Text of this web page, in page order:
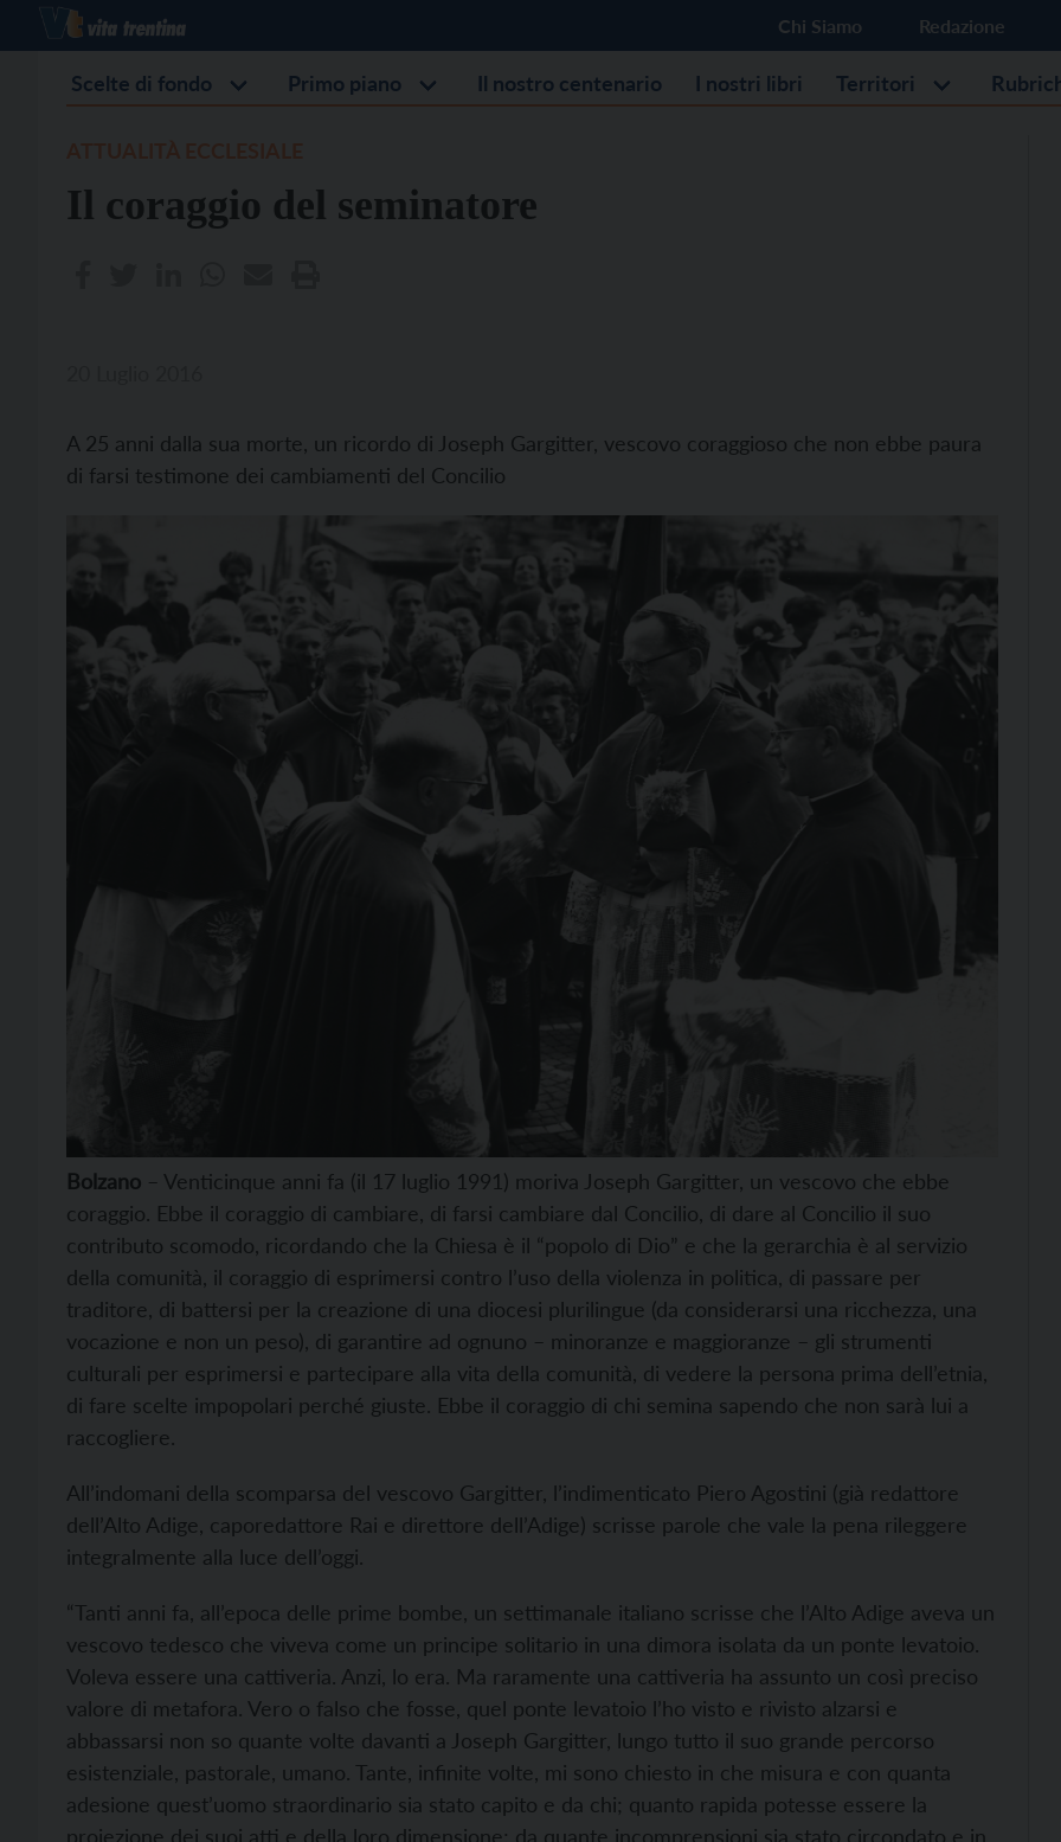
Chi Siamo Redazione
Scelte di fondo Primo piano Il nostro centenario I nostri libri Territori
Il coraggio del seminatore
A 25 anni dalla sua morte, un ricordo di Joseph Gargitter, vescovo coraggioso che non ebbe paura
di farsi testimone dei cambiamenti del Concilio
Bolzano – Venticinque anni fa (il 17 luglio 1991) moriva Joseph Gargitter, un vescovo che ebbe
coraggio. Ebbe il coraggio di cambiare, di farsi cambiare dal Concilio, di dare al Concilio il suo
contributo scomodo, ricordando che la Chiesa è il “popolo di Dio” e che la gerarchia è al servizio
della comunità, il coraggio di esprimersi contro l’uso della violenza in politica, di passare per
traditore, di battersi per la creazione di una diocesi plurilingue (da considerarsi una ricchezza, una
vocazione e non un peso), di garantire ad ognuno – minoranze e maggioranze – gli strumenti
culturali per esprimersi e partecipare alla vita della comunità, di vedere la persona prima dell’etnia,
di fare scelte impopolari perché giuste. Ebbe il coraggio di chi semina sapendo che non sarà lui a
raccogliere.
All’indomani della scomparsa del vescovo Gargitter, l’indimenticato Piero Agostini (già redattore
dell’Alto Adige, caporedattore Rai e direttore dell’Adige) scrisse parole che vale la pena rileggere
integralmente alla luce dell’oggi.
“Tanti anni fa, all’epoca delle prime bombe, un settimanale italiano scrisse che l’Alto Adige aveva un
vescovo tedesco che viveva come un principe solitario in una dimora isolata da un ponte levatoio.
Voleva essere una cattiveria. Anzi, lo era. Ma raramente una cattiveria ha assunto un così preciso
valore di metafora. Vero o falso che fosse, quel ponte levatoio l’ho visto e rivisto alzarsi e
abbassarsi non so quante volte davanti a Joseph Gargitter, lungo tutto il suo grande percorso
esistenziale, pastorale, umano. Tante, infinite volte, mi sono chiesto in che misura e con quanta
adesione quest’uomo straordinario sia stato capito e da chi; quanto rapida potesse essere la
proiezione dei suoi atti e della loro dimensione; da quante incomprensioni sia stato circondato e in